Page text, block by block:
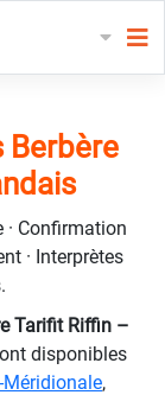
Berbère
Confirmation
· Interprètes
Tarifit Riffin –
disponibles
Méridionale,